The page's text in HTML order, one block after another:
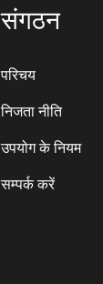
संगठन
परिचय
निजता नीति
उपयोग के नियम
सम्पर्क करें